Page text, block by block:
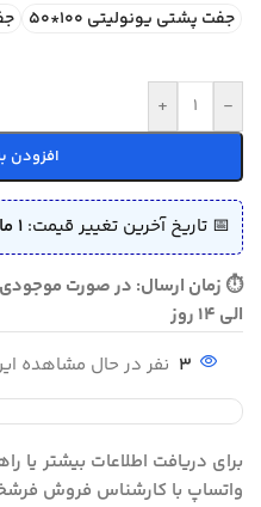
جفت پشتی یونولیتی 100*50
-
+
افزودن
📅 تاریخ آخرین تغییر قیمت: 1 ماه پیش (1405/04/06)
الی 14 روز
3 نفر در حال مشاهده
برای دریافت اطلاعات بیشتر یا
واتساپ با کارشناس فروش